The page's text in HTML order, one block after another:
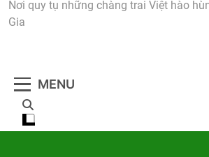
Nơi quy tụ những chàng trai Việt hào
Gia
MENU